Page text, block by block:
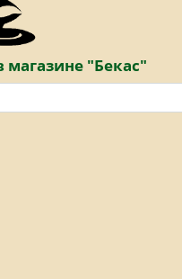
магазине "Бекас"